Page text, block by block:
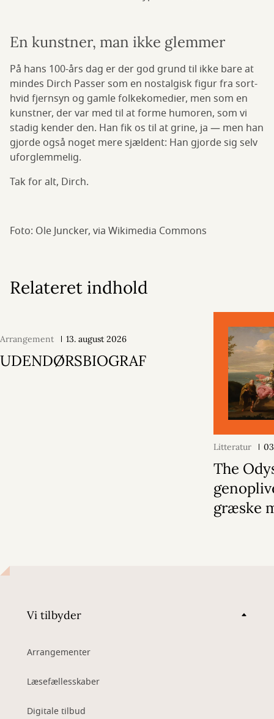
En kunstner, man ikke glemmer
På hans 100-års dag er der god grund til ikke bare at
mindes Dirch Passer som en nostalgisk figur fra sort-
hvid fjernsyn og gamle folkekomedier, men som en
kunstner, der var med til at forme humoren, som vi
stadig kender den. Han fik os til at grine, ja — men han
gjorde også noget mere sjældent: Han gjorde sig selv
uforglemmelig.
Tak for alt, Dirch.
Foto: Ole Juncker, via Wikimedia Commons
Relateret indhold
Arrangement 13. august 2026
UDENDØRSBIOGRAF
Litteratur
The
græske
Vi tilbyder
Arrangementer
Læsefællesskaber
Digitale tilbud